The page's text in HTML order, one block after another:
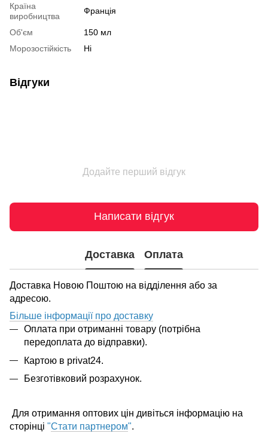
Країна
виробництва
Франція
Об'єм
150 мл
Морозостійкість
Ні
Відгуки
Додайте перший відгук
Написати відгук
Доставка Оплата
Доставка Новою Поштою на відділення або за
адресою.
Більше інформації про доставку
Оплата при отриманні товару (потрібна
передоплата до відправки).
Картою в privat24.
Безготівковий розрахунок.
Для отримання оптових цін дивіться інформацію на
сторінці "Стати партнером".